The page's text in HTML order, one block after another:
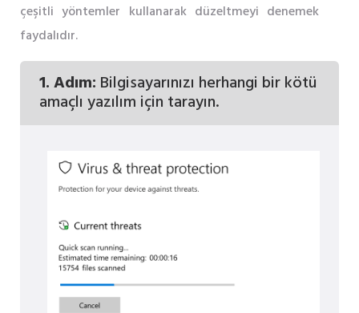
çeşitli yöntemler kullanarak düzeltmeyi denemek
faydalıdır.
1. Adım: Bilgisayarınızı herhangi bir kötü
amaçlı yazılım için tarayın.